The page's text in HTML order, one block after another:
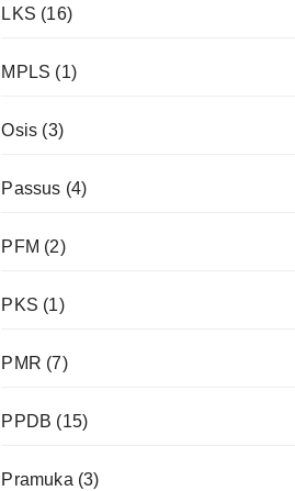
LKS (16)
MPLS (1)
Osis (3)
Passus (4)
PFM (2)
PKS (1)
PMR (7)
PPDB (15)
Pramuka (3)